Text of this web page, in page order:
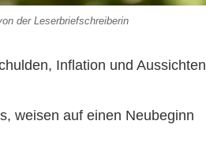
der Leserbriefschreiberin
Inflation und Aussichten
weisen auf einen Neubeginn